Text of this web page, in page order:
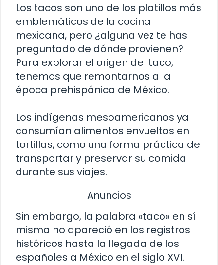
Los tacos son uno de los platillos más
emblemáticos de la cocina
mexicana, pero ¿alguna vez te has
preguntado de dónde provienen?
Para explorar el origen del taco,
tenemos que remontarnos a la
época prehispánica de México.
Los indígenas mesoamericanos ya
consumían alimentos envueltos en
tortillas, como una forma práctica de
transportar y preservar su comida
durante sus viajes.
Anuncios
Sin embargo, la palabra «taco» en sí
misma no apareció en los registros
históricos hasta la llegada de los
españoles a México en el siglo XVI.